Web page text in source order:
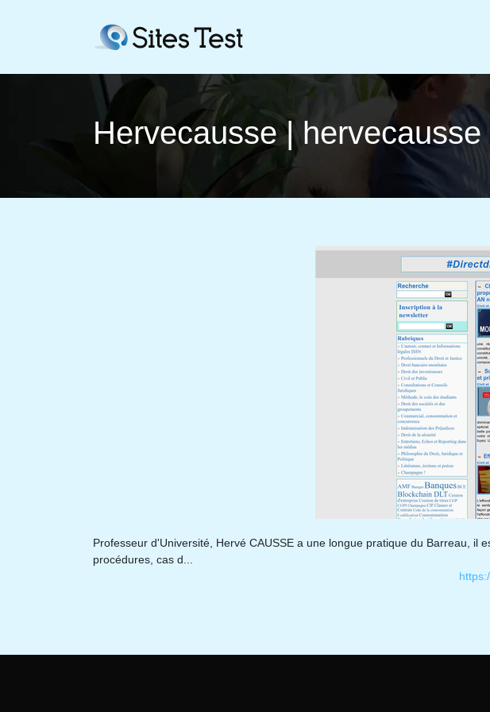
Hervecausse | hervecausse
Professeur d'Université, Hervé CAUSSE a une longue pratique du Barreau,
procédures, cas d...